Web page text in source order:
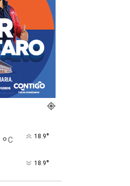
°C 18.9°
18.9°